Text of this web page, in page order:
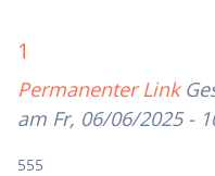
1
Permanenter Link
am Fr, 06/06/2025 -
555